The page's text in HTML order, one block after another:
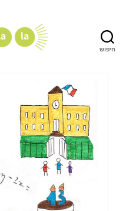
חיפוש